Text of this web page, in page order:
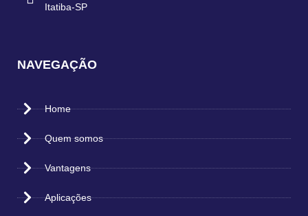
Itatiba-SP
NAVEGAÇÃO
Home
Quem somos
Vantagens
Aplicações